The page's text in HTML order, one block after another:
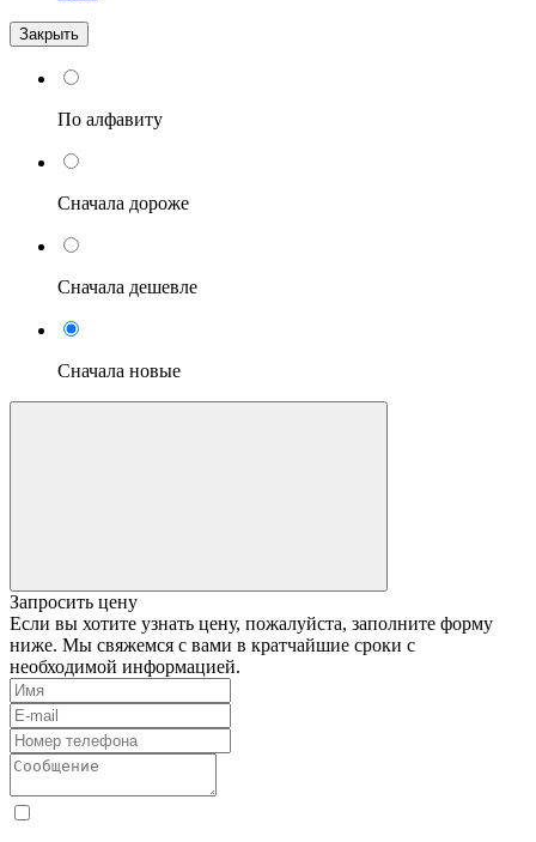
Закрыть
По алфавиту
Сначала дороже
Сначала дешевле
Сначала новые
Запросить цену
Если вы хотите узнать цену, пожалуйста, заполните форму
ниже. Мы свяжемся с вами в кратчайшие сроки с
необходимой информацией.